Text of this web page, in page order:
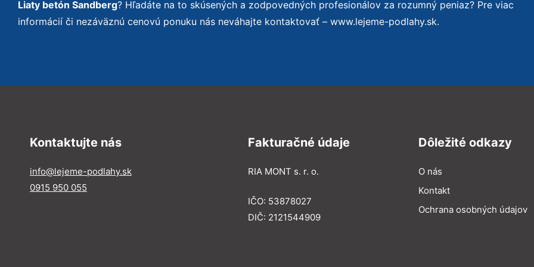
Liaty betón Sandberg? Hľadáte na to skúsených a zodpovedných profesionálov za rozumný peniaz? Pre viac
informácií či nezáväznú cenovú ponuku nás neváhajte kontaktovať – www.lejeme-podlahy.sk.
Kontaktujte nás
info@lejeme-podlahy.sk
0915 950 055
Fakturačné údaje
RIA MONT s. r. o.
IČO: 53878027
DIČ: 2121544909
Dôležité odkazy
O nás
Kontakt
Ochrana osobných údajov